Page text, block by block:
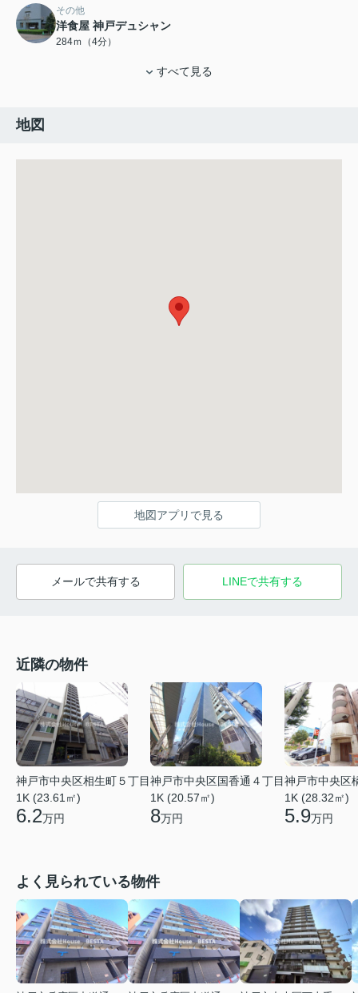
その他
洋食屋 神戸デュシャン
284ｍ（4分）
すべて見る
地図
地図アプリで見る
メールで共有する LINEで共有する
近隣の物件
神戸市中央区相生町５丁目
1K (23.61㎡)
6.2万円
神戸市中央区国香通４丁目
1K (20.57㎡)
8万円
神戸市中央区
1K (28.32㎡)
5.9万円
よく見られている物件